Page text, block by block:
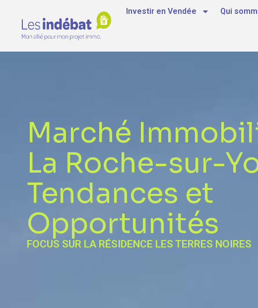
Investir en Vendée Qui
Marché
La Roche-sur-
Tendances et
Opportunités
FOCUS SUR LA RÉSIDENCE LES TERRES NOIRES